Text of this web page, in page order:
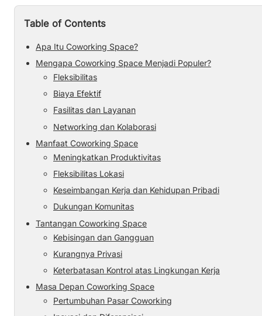
Table of Contents
Apa Itu Coworking Space?
Mengapa Coworking Space Menjadi Populer?
Fleksibilitas
Biaya Efektif
Fasilitas dan Layanan
Networking dan Kolaborasi
Manfaat Coworking Space
Meningkatkan Produktivitas
Fleksibilitas Lokasi
Keseimbangan Kerja dan Kehidupan Pribadi
Dukungan Komunitas
Tantangan Coworking Space
Kebisingan dan Gangguan
Kurangnya Privasi
Keterbatasan Kontrol atas Lingkungan Kerja
Masa Depan Coworking Space
Pertumbuhan Pasar Coworking